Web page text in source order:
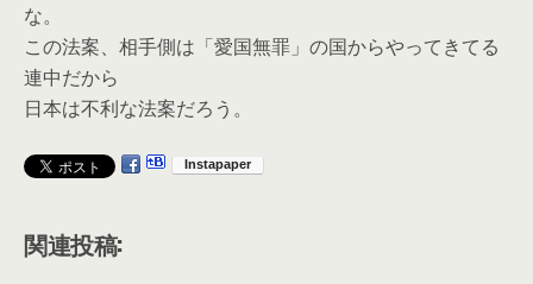
な。
この法案、相手側は「愛国無罪」の国からやってきてる
連中だから
日本は不利な法案だろう。
関連投稿: